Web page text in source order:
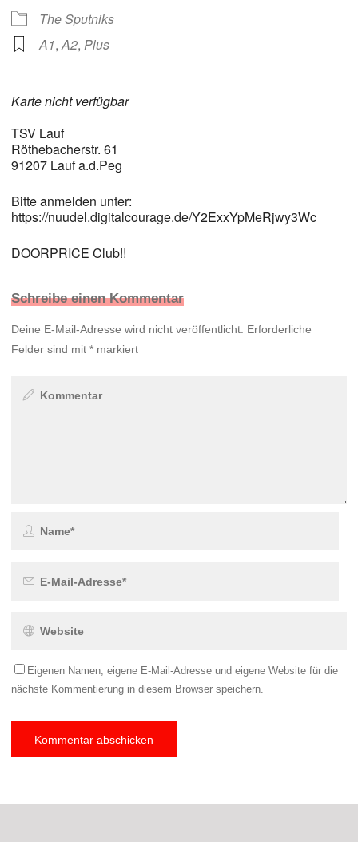
The Sputniks
A1,A2,Plus
Karte nicht verfügbar
TSV Lauf
Röthebacherstr. 61
91207 Lauf a.d.Peg
Bitte anmelden unter:
https://nuudel.digitalcourage.de/Y2ExxYpMeRjwy3Wc
DOORPRICE Club!!
Schreibe einen Kommentar
Deine E-Mail-Adresse wird nicht veröffentlicht. Erforderliche
Felder sind mit* markiert
Eigenen Namen, eigene E-Mail-Adresse und eigene Website für die
nächste Kommentierung in diesem Browser speichern.